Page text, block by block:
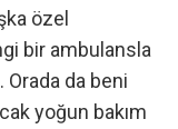
özel
bir ambulansla
da beni
yoğun bakım